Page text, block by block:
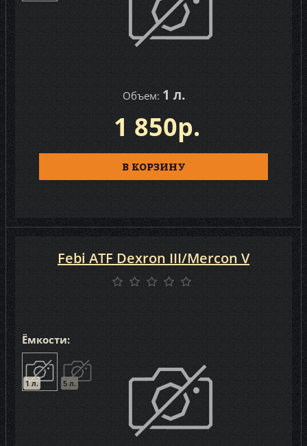
Объем: 1 л.
1 850р.
В КОРЗИНУ
Ёмкости:
1 л. 5 л.
Febi ATF Dexron III/Mercon V